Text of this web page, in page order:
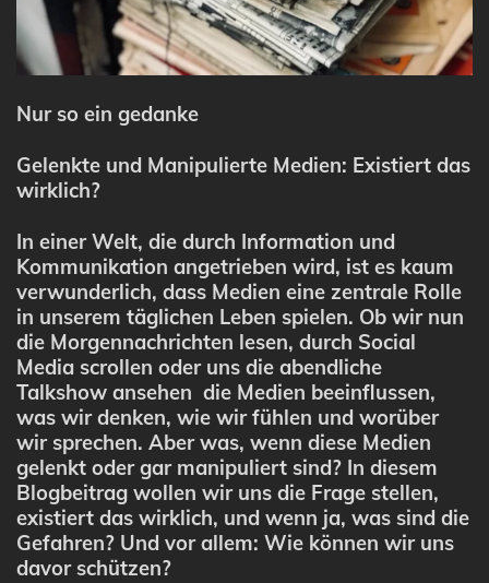
Nur so ein gedanke
Gelenkte und Manipulierte Medien: Existiert das
wirklich?
In einer Welt, die durch Information und
Kommunikation angetrieben wird, ist es kaum
verwunderlich, dass Medien eine zentrale Rolle
in unserem täglichen Leben spielen. Ob wir nun
die Morgennachrichten lesen, durch Social
Media scrollen oder uns die abendliche
Talkshow ansehen die Medien beeinflussen,
was wir denken, wie wir fühlen und worüber
wir sprechen. Aber was, wenn diese Medien
gelenkt oder gar manipuliert sind? In diesem
Blogbeitrag wollen wir uns die Frage stellen,
existiert das wirklich, und wenn ja, was sind die
Gefahren? Und vor allem: Wie können wir uns
davor schützen?